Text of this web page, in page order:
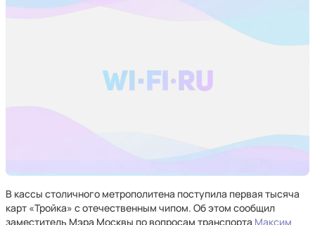
В кассы столичного метрополитена поступила первая тысяча
карт «Тройка» с отечественным чипом. Об этом сообщил
заместитель Мэра Москвы по вопросам транспорта Максим